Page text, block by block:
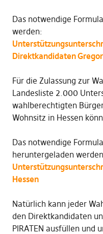
Das notwendige
werden:
Direktkandidaten
Für die Zulassung zur
Landesliste 2.000
wahlberechtigten
Wohnsitz in Hessen
Das notwendige
heruntergeladen
Hessen
Natürlich kann jeder
den Direktkandidaten
PIRATEN ausfüllen und